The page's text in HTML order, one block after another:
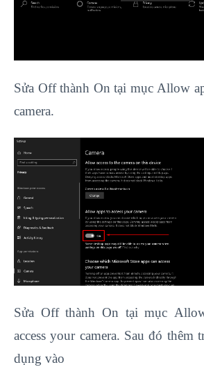
Sửa Off thành On tại mục Allow
camera.
Sửa Off thành On tại mục
access your camera. Sau đó thêm
dụng vào